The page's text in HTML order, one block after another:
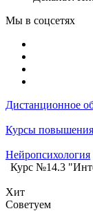
Мы в соцсетях
Дистанционное
Курсы
Нейропсихология
Курс №14.3
Хит
Советуем